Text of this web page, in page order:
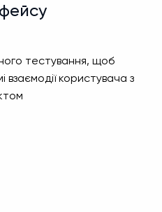
тестування, щоб
взаємодії користувача з